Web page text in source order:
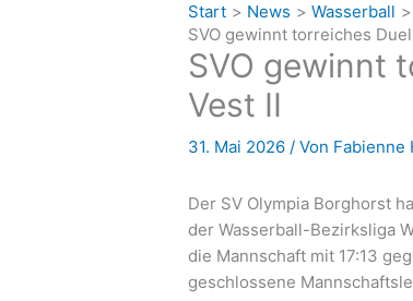
Start News Wasserball
SVO gewinnt torreiches
SVO gewinnt
Vest II
31. Mai 2026/ Von Fabienne
Der SV Olympia Borghorst
der Wasserball-Bezirksliga
die Mannschaft mit 17:13
geschlossene